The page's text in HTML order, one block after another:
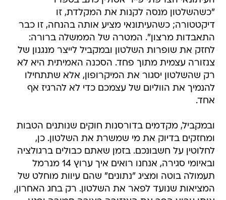
"כשהשלטון מנסה לקנות את המקלדת, זו
דיקטטורה; כשהעיתונאי מציע אותה בהנחה, זו כבר
התאבדות מרצון". המטרה של הממשלה ברורה:
לחזק את שופרות השלטון ובמקביל לייצר מנגנון של
צנזורה עצמית מתוך פחד. הסכנה האמיתית היא לא
רק שהשלטון יסגור את המיקרופון, אלא שתתחילו
להנמיך את הווליום של עצמכם כדי לא להרגיז אף
אחד.
ובמקביל, מקדמים בדורסנות חוקים שנותנים הטבות
ומחזקים בדיוק את מי שמשרת את השלטון. כן,
לחלוטין על חשבונכם. בזמן שאתם כבולים ברגולציה
ובאיומי סגירה, אנחנו רואים איך ערוץ 14 מנרמל
תעמולה בוטה ומציג "נתונים" שהם עיוות מוחלט של
המציאות שנועד לפאר את השלטון. רק בחג האחרון,